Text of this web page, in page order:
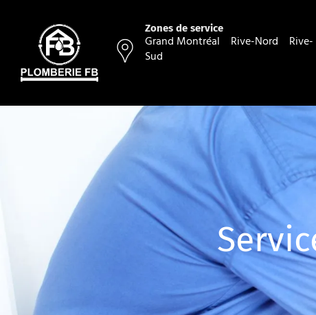
contenu
Zones de service
Grand Montréal Rive-Nord Rive-
Sud